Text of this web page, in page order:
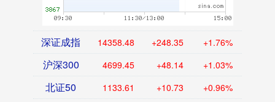
深证成指 14358.48 +248.35 +1.76%
沪深300 4699.45 +48.14 +1.03%
北证50 1133.61 +10.73 +0.96%